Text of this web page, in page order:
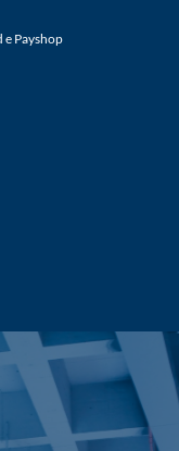
e Payshop